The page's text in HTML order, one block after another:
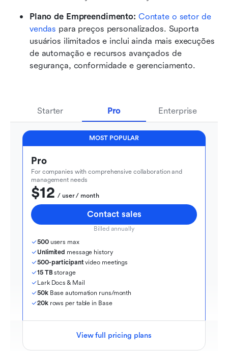
Plano de Empreendimento: Contate o setor de
vendas para preços personalizados. Suporta
usuários ilimitados e inclui ainda mais execuções
de automação e recursos avançados de
segurança, conformidade e gerenciamento.
Starter Pro Enterprise
MOST POPULAR
Pro
For companies with comprehensive collaboration and
management needs
$12
  / user / month
Contact sales
Billed annually
500 users max
Unlimited message history
500-participant video meetings
15 TB storage
Lark Docs & Mail
50k Base automation runs/month
20k rows per table in Base
View full pricing plans